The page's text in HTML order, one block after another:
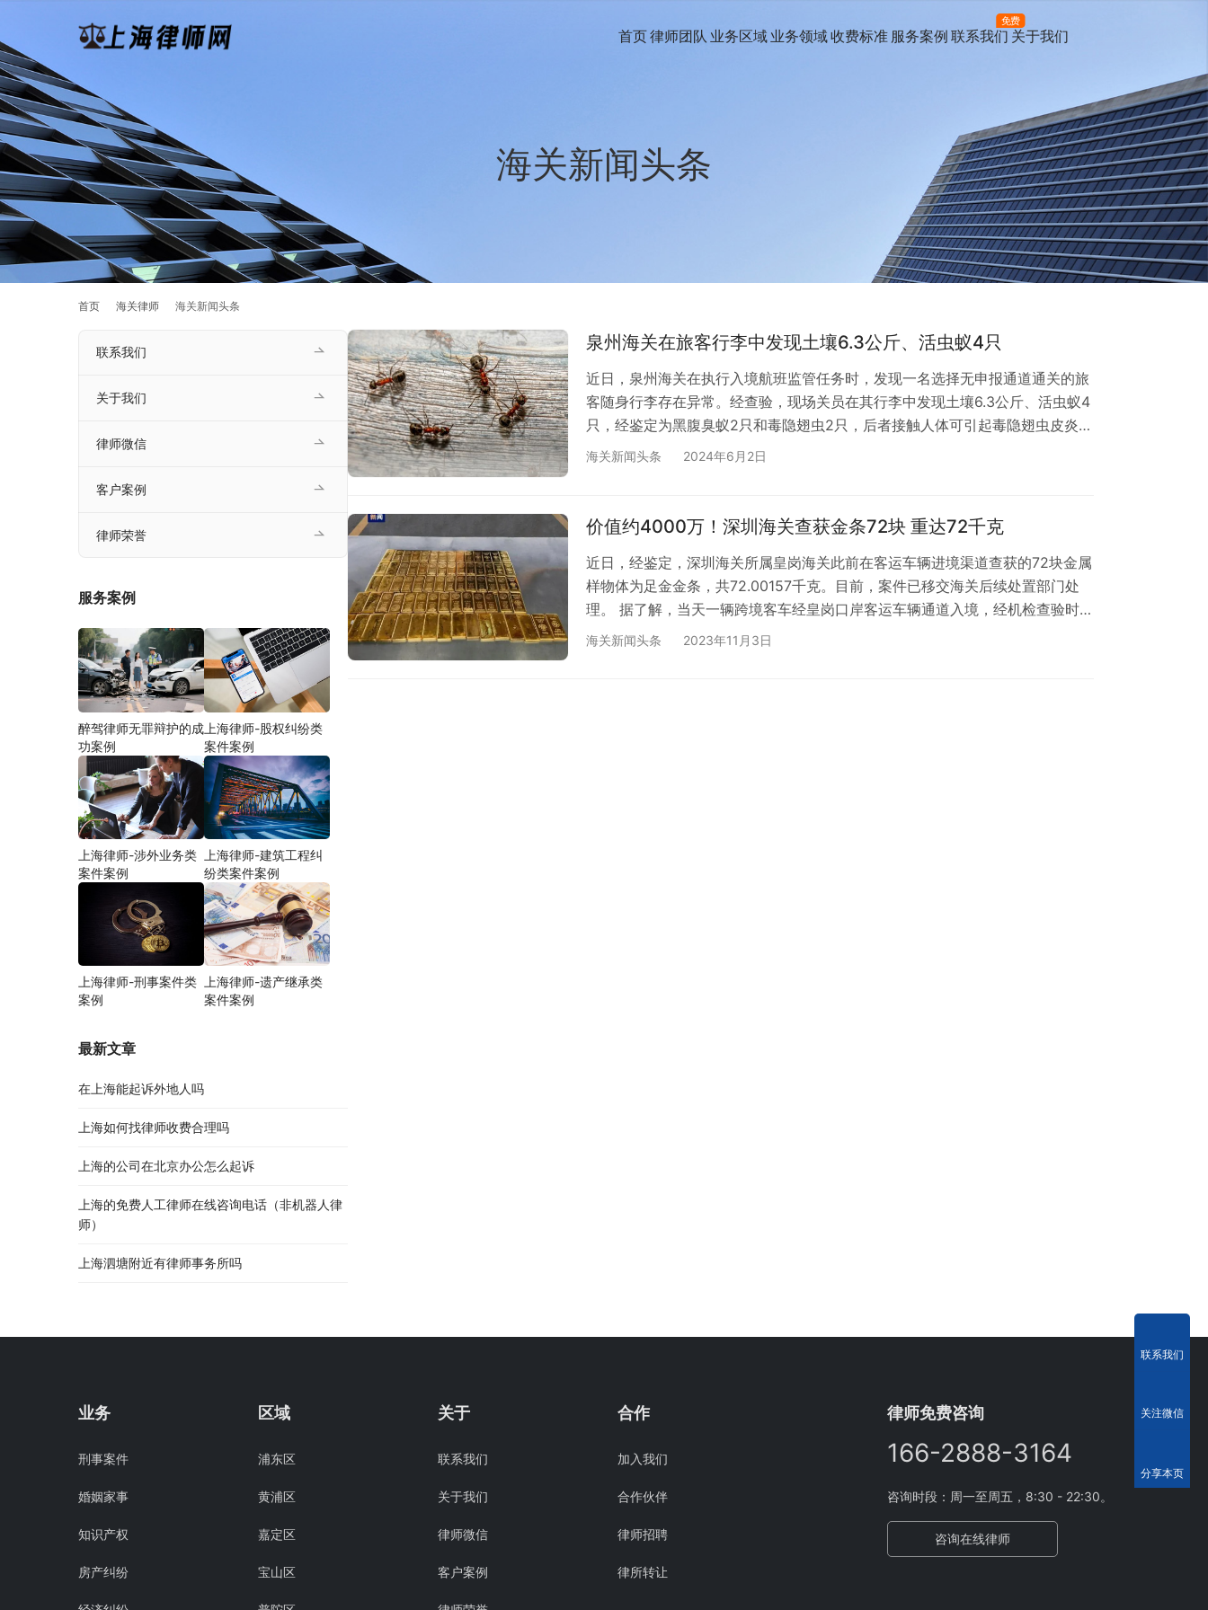
首页律师团队 业务区域 业务领域收费标准 服务案例 联系我们
免费
关于我们
海关新闻头条
首页 海关律师 海关新闻头条
泉州海关在旅客行李中发现土壤6.3公斤、活虫蚁4只
近日，泉州海关在执行入境航班监管任务时，发现一名选择无申报通道通关的旅
客随身行李存在异常。经查验，现场关员在其行李中发现土壤6.3公斤、活虫蚁4
只，经鉴定为黑腹臭蚁2只和毒隐翅虫2只，后者接触人体可引起毒隐翅虫皮炎。
依据《中华人民共和国动植物检疫法》《中华人民共和国禁止携带、寄递进境的
海关新闻头条 2024年6月2日
价值约4000万！深圳海关查获金条72块 重达72千克
近日，经鉴定，深圳海关所属皇岗海关此前在客运车辆进境渠道查获的72块金属
样物体为足金金条，共72.00157千克。目前，案件已移交海关后续处置部门处
理。 据了解，当天一辆跨境客车经皇岗口岸客运车辆通道入境，经机检查验时图
像显示异常，随后海关关员对机检图像嫌疑部位开展人工查验，在该车后轮传动
海关新闻头条 2023年11月3日
联系我们
关于我们
律师微信
客户案例
律师荣誉
服务案例
醉驾律师无罪辩护的成
功案例
上海律师-股权纠纷类
案件案例
上海律师-涉外业务类
案件案例
上海律师-建筑工程纠
纷类案件案例
上海律师-刑事案件类
案例
上海律师-遗产继承类
案件案例
最新文章
在上海能起诉外地人吗
上海如何找律师收费合理吗
上海的公司在北京办公怎么起诉
上海的免费人工律师在线咨询电话（非机器人律
师）
上海泗塘附近有律师事务所吗
业务
刑事案件
婚姻家事
知识产权
房产纠纷
区域
浦东区
黄浦区
嘉定区
宝山区
关于
联系我们
关于我们
律师微信
客户案例
合作
加入我们
合作伙伴
律师招聘
律所转让
律师免费咨询
166-2888-3164
咨询时段：周一至周五，8:30 - 22:30。
咨询在线律师
联系我们
关注微信
分享本页